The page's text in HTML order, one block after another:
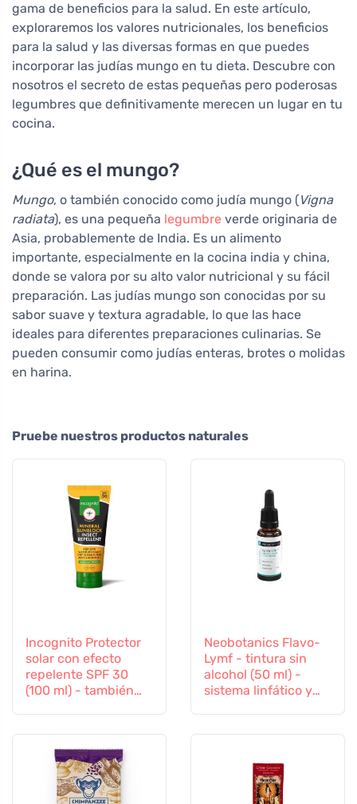
gama de beneficios para la salud. En este artículo,
exploraremos los valores nutricionales, los beneficios
para la salud y las diversas formas en que puedes
incorporar las judías mungo en tu dieta. Descubre con
nosotros el secreto de estas pequeñas pero poderosas
legumbres que definitivamente merecen un lugar en tu
cocina.
¿Qué es el mungo?
Mungo, o también conocido como judía mungo (Vigna
radiata), es una pequeña legumbre verde originaria de
Asia, probablemente de India. Es un alimento
importante, especialmente en la cocina india y china,
donde se valora por su alto valor nutricional y su fácil
preparación. Las judías mungo son conocidas por su
sabor suave y textura agradable, lo que las hace
ideales para diferentes preparaciones culinarias. Se
pueden consumir como judías enteras, brotes o molidas
en harina.
Pruebe nuestros productos naturales
Incognito Protector
solar con efecto
repelente SPF 30
(100 ml) - también
Neobotanics Flavo-
Lymf - tintura sin
alcohol (50 ml) -
sistema linfático y